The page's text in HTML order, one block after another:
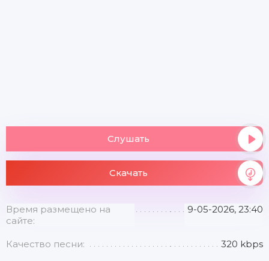
Слушать
Скачать
Время размещено на
сайте:
9-05-2026, 23:40
Качество песни: 320 kbps